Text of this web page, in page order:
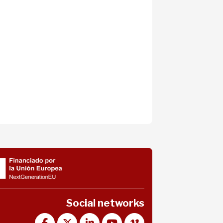
Social networks